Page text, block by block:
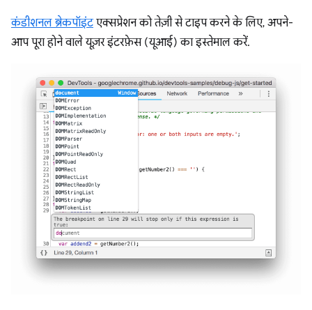
कंडीशनल ब्रेकपॉइंटएक्सप्रेशन को तेज़ी से टाइप करने के लिए, अपने-
आप पूरा होने वाले यूज़र इंटरफ़ेस (यूआई) का इस्तेमाल करें.